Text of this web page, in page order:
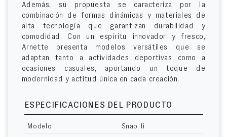
Además, su propuesta se caracteriza por la
combinación de formas dinámicas y materiales de
alta tecnología que garantizan durabilidad y
comodidad. Con un espíritu innovador y fresco,
Arnette presenta modelos versátiles que se
adaptan tanto a actividades deportivas como a
ocasiones casuales, aportando un toque de
modernidad y actitud única en cada creación.
ESPECIFICACIONES DEL PRODUCTO
Modelo
Snap Ii